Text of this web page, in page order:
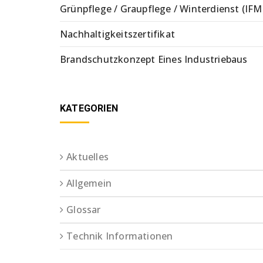
Grünpflege / Graupflege / Winterdienst
Nachhaltigkeitszertifikat
Brandschutzkonzept Eines Industriebaus
KATEGORIEN
Aktuelles
Allgemein
Glossar
Technik Informationen